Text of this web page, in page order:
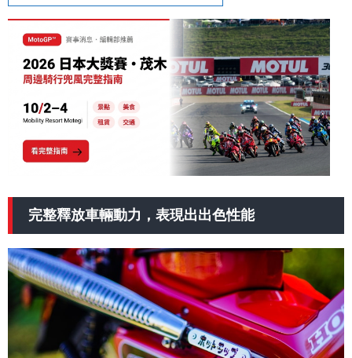
完整釋放車輛動力，表現出出色性能